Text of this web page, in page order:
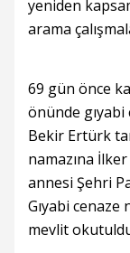
yeniden
arama
69 gün önce
önünde gıyabi
Bekir Ertürk
namazına
annesi Şehri
Gıyabi cenaze
mevlit